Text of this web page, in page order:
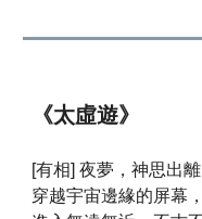
《太虛遊》
[有相] 夜夢，神思出離
穿越宇宙邊緣的屏幕，